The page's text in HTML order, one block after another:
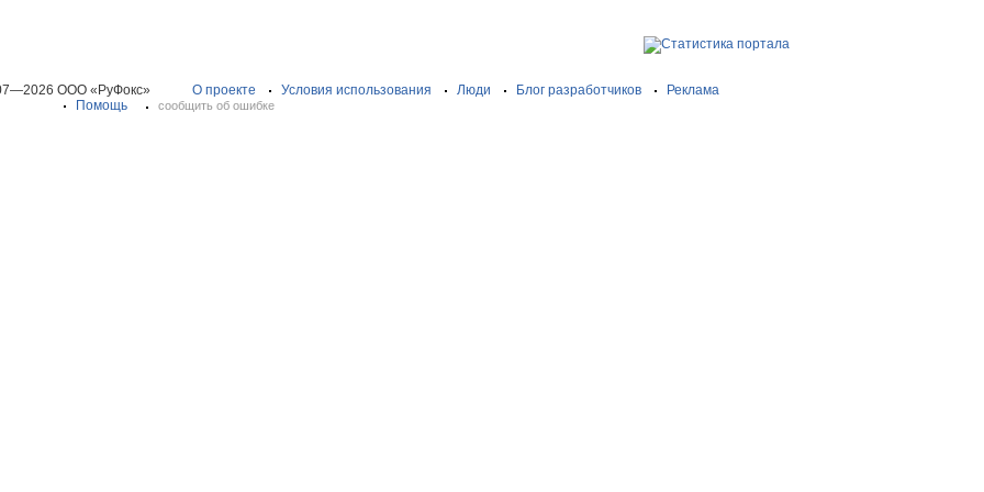
ООО «РуФокс» О проекте Условия использования Люди Блог разработчиков
Реклама
Помощь
сообщить об ошибке